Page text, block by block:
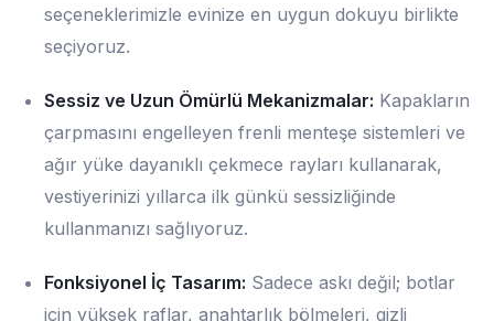
seçeneklerimizle evinize en uygun dokuyu birlikte
seçiyoruz.
Sessiz ve Uzun Ömürlü Mekanizmalar: Kapakların
çarpmasını engelleyen frenli menteşe sistemleri ve
ağır yüke dayanıklı çekmece rayları kullanarak,
vestiyerinizi yıllarca ilk günkü sessizliğinde
kullanmanızı sağlıyoruz.
Fonksiyonel İç Tasarım: Sadece askı değil; botlar
için yüksek raflar, anahtarlık bölmeleri, gizli